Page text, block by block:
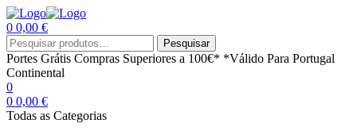
0 0,00 €
Menu
Procurar
por:
Pesquisar
Portes Grátis Compras Superiores a 100€* *Válido Para Portugal
Continental
0
0 0,00 €
Todas as Categorias